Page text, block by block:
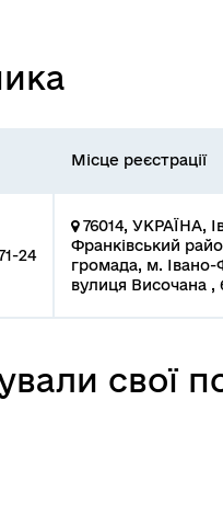
Місце реєстрації
24
76014, УКРАЇНА,
Франківський
громада, м. Івано-
вулиця Височана ,
свої